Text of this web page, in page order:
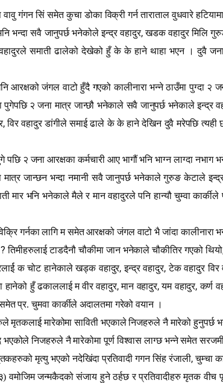
गंगन सिं समेत कुचा डोका विक्री गर्न ताराताल वुधवारे
भन्दा सवै जानुपर्छ भनेकोले इन्द्र वहादुर,खडक वहादुर मिलि
समाती ढालेको देखेको हुँ के के हाने थाहा भएन । दुवै जना
आरक्षको जंगल वाटो हुँदै गएको कालीनारा भन्ने ठाउँमा पुग्दा २
पुगेपछि २ जना मात्र जान्छौ भनेकाले सवै जानुपर्छ भनेकाले इन्द्र
,विर वहादुर डांगीले समाई ढाले के के हाने देखिन दुवै मरेपछि त्यही
२ जना आरक्षका कर्मचारी आए भागौं भनि भाग्न लाग्दा
जान्छन भन्दा नमानी सवै जानुपर्छ भनेकाले गुरुङ केटाले
भनि भनेकाले मैले र मान वहादुरले पनि हान्यौ चुम्वा
गर्नका लागि म समेत आरक्षको जंगल वाटो भै जांदा कालीनारा
?तिमीहरुलाई टाडदैनौ चौकीमा जान भनेकाले चौकीतिर गएको थियो
क चोट हानेकाले खड्क वहादुर,इन्द्र वहादुर,टेक वहादुर विर
हुँ ढकाललाई म वीर वहादुर,मान वहादुर,यम वहादुर,कर्ण
प्र. चुमवा कार्कीले अदालतमा गरेको वयान ।
मारेकोमा साविती भएकाले निजहरुले नै मारेको हुनुपर्छ
निजहरुले नै मारेकोमा पूर्ण विश्वास लाग्छ भन्ने समेत
मृत्यु भएको नदेखिंदा प्रतिवादी गगन सिंह रंजाली,चुम्चा
वमोजिम जन्मकैदको संजाय हुने ठर्हछ र प्रतिवादीहरु मृतक